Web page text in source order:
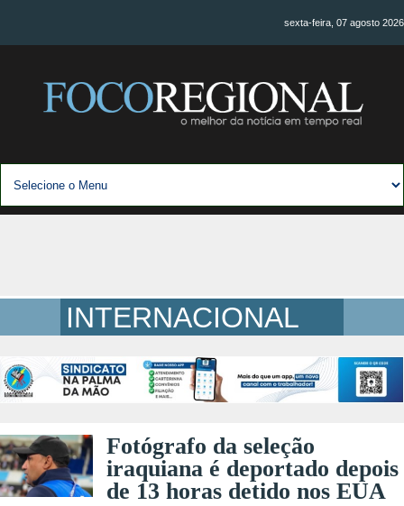
sexta-feira, 07 agosto 2026
INTERNACIONAL
Fotógrafo da seleção
iraquiana é deportado depois
de 13 horas detido nos EUA